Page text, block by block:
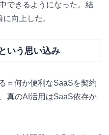
できるようになった。結
向上した。
いう思い込み
＝何か便利なSaaSを契約
真のAI活用はSaaS依存か